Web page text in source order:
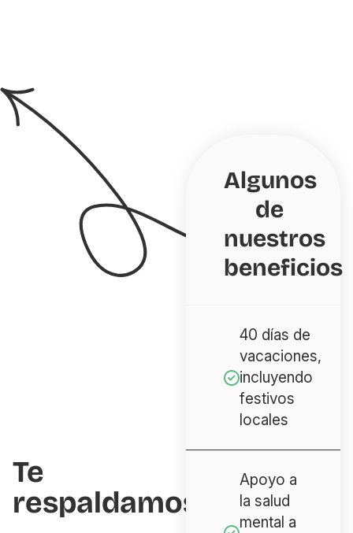
Te
respaldamos
Algunos
de
nuestros
beneficios
40 días de
vacaciones,
incluyendo
festivos
locales
Apoyo a
la salud
mental a